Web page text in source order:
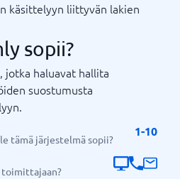
käsittelyyn liittyvän lakien
sopii?
jotka haluavat hallita
suostumusta
tämä järjestelmä sopii?
1-10